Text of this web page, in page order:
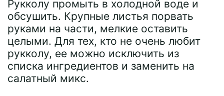
Рукколу промыть в холодной воде и
обсушить. Крупные листья порвать
руками на части, мелкие оставить
целыми. Для тех, кто не очень любит
рукколу, ее можно исключить из
списка ингредиентов и заменить на
салатный микс.